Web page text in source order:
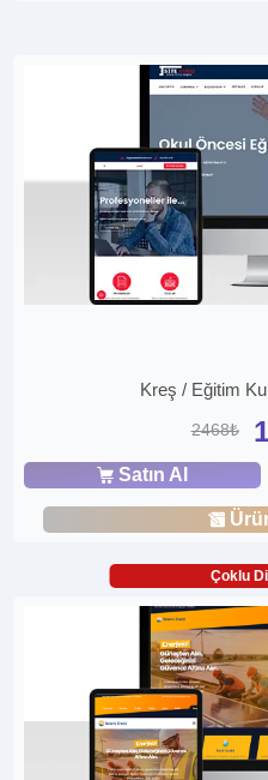
Kreş / Eğitim
2468₺
Satın Al
Çoklu